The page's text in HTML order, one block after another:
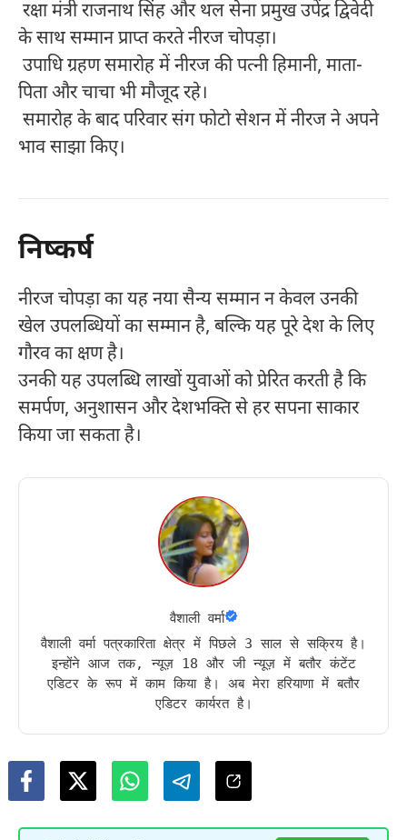
रक्षा मंत्री राजनाथ सिंह और थल सेना प्रमुख उपेंद्र द्विवेदी
के साथ सम्मान प्राप्त करते नीरज चोपड़ा।
उपाधि ग्रहण समारोह में नीरज की पत्नी हिमानी, माता-
पिता और चाचा भी मौजूद रहे।
समारोह के बाद परिवार संग फोटो सेशन में नीरज ने अपने
भाव साझा किए।
निष्कर्ष
नीरज चोपड़ा का यह नया सैन्य सम्मान न केवल उनकी
खेल उपलब्धियों का सम्मान है, बल्कि यह पूरे देश के लिए
गौरव का क्षण है।
उनकी यह उपलब्धि लाखों युवाओं को प्रेरित करती है कि
समर्पण, अनुशासन और देशभक्ति से हर सपना साकार
किया जा सकता है।
वैशाली वर्मा
वैशाली वर्मा पत्रकारिता क्षेत्र में पिछले 3 साल से सक्रिय है।
इन्होंने आज तक, न्यूज़ 18 और जी न्यूज़ में बतौर कंटेंट
एडिटर के रूप में काम किया है। अब मेरा हरियाणा में बतौर
एडिटर कार्यरत है।